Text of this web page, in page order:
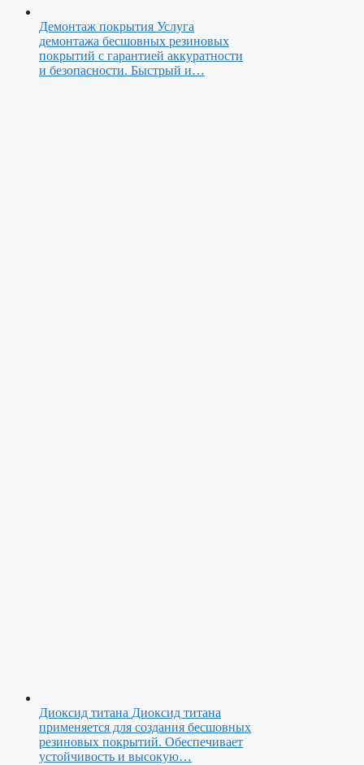
Демонтаж покрытия Услуга
демонтажа бесшовных резиновых
покрытий с гарантией аккуратности
и безопасности. Быстрый и…
Диоксид титана Диоксид титана
применяется для создания бесшовных
резиновых покрытий. Обеспечивает
устойчивость и высокую…